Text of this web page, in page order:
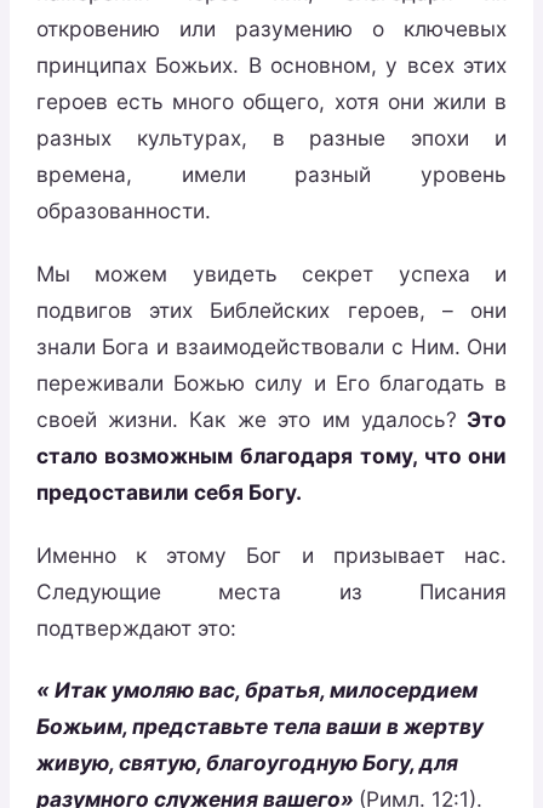
откровению или разумению о ключевых
принципах Божьих. В основном, у всех этих
героев есть много общего, хотя они жили в
разных культурах, в разные эпохи и
времена, имели разный уровень
образованности.
Мы можем увидеть секрет успеха и
подвигов этих Библейских героев, – они
знали Бога и взаимодействовали с Ним. Они
переживали Божью силу и Его благодать в
своей жизни. Как же это им удалось? Это
стало возможным благодаря тому, что они
предоставили себя Богу.
Именно к этому Бог и призывает нас.
Следующие места из Писания
подтверждают это:
« Итак умоляю вас, братья, милосердием
Божьим, представьте тела ваши в жертву
живую, святую, благоугодную Богу, для
разумного служения вашего» (Римл. 12:1).